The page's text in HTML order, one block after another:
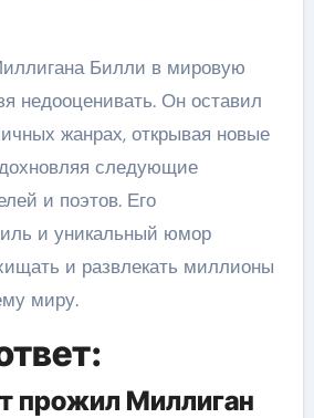
Билли в мировую
недооценивать. Он оставил
жанрах, открывая новые
следующие
и поэтов. Его
и уникальный юмор
и развлекать миллионы
миру.
прожил Миллиган